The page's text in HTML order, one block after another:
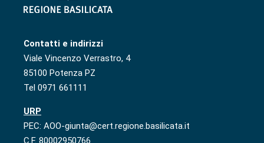
Contatti e indirizzi
Viale Vincenzo Verrastro, 4
85100 Potenza PZ
Tel 0971 661111
URP
PEC: AOO-giunta@cert.regione.basilicata.it
C.F. 80002950766